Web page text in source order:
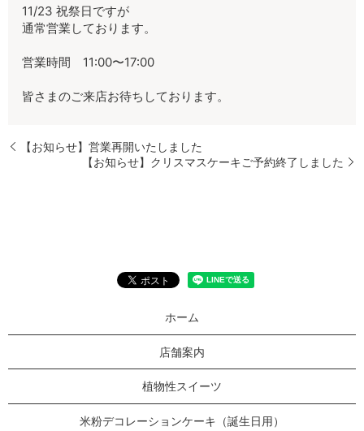
11/23 祝祭日ですが
通常営業しております。
営業時間 11:00〜17:00
皆さまのご来店お待ちしております。
【お知らせ】営業再開いたしました
【お知らせ】クリスマスケーキご予約終了しました
ホーム
店舗案内
植物性スイーツ
米粉デコレーションケーキ（誕生日用）